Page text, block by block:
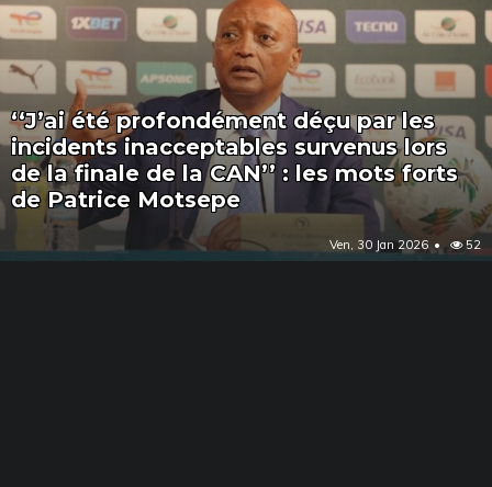
‘‘J’ai été profondément déçu par les
incidents inacceptables survenus lors
de la finale de la CAN’’ : les mots forts
de Patrice Motsepe
Ven, 30 Jan 2026 52